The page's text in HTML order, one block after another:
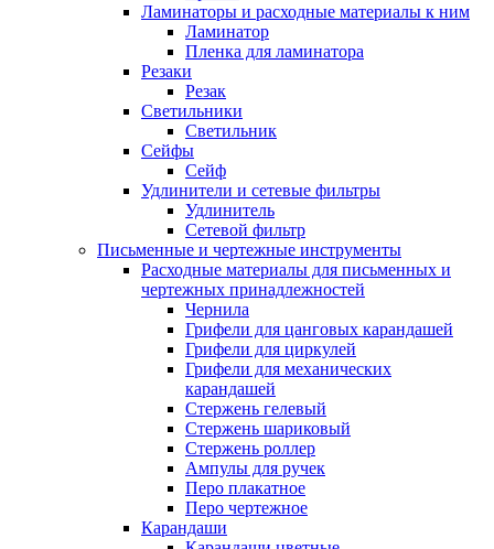
Ламинаторы и расходные материалы к ним
Ламинатор
Пленка для ламинатора
Резаки
Резак
Светильники
Светильник
Сейфы
Сейф
Удлинители и сетевые фильтры
Удлинитель
Сетевой фильтр
Письменные и чертежные инструменты
Расходные материалы для письменных и
чертежных принадлежностей
Чернила
Грифели для цанговых карандашей
Грифели для циркулей
Грифели для механических
карандашей
Стержень гелевый
Стержень шариковый
Стержень роллер
Ампулы для ручек
Перо плакатное
Перо чертежное
Карандаши